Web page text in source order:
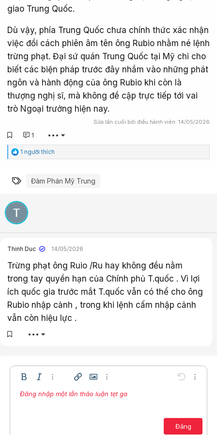
giao Trung Quốc.
Dù vậy, phía Trung Quốc chưa chính thức xác nhận
việc đổi cách phiên âm tên ông Rubio nhằm né lệnh
trừng phạt. Đại sứ quán Trung Quốc tại Mỹ chỉ cho
biết các biện pháp trước đây nhắm vào những phát
ngôn và hành động của ông Rubio khi còn là
thượng nghị sĩ, mà không đề cập trực tiếp tới vai
trò Ngoại trưởng hiện nay.
Sửa lần cuối bởi điều hành viên: 14/05/2026
1 •••
C
ả
ú
1 người thích
Từ khóa
Đàm Phán Mỹ Trung
Thinh Duc 14/05/2026
Trừng phạt ông Ruio /Ru hay không đều nằm
trong tay quyền hạn của Chính phủ T.quốc . Vì lợi
ích quốc gia trước mắt T.quốc vẫn có thể cho ông
Rubio nhập cảnh , trong khi lệnh cấm nhập cảnh
vẫn còn hiệu lực .
•••
Bold In nghiêngThêm tùy chọn…
Chèn liên kết
Chèn hình ảnh
Thêm tùy chọn… Undo Thêm
Kích thước
9
Màu chữPhông chữArial
Danh sách
Danh sách có thứ tự
Căn lề
Căn trái
Paragraph format
Gạch ngang
CompareMặt cườiTrích dẫn
MediaInsert table
Insert horizontal line
Spoiler
RedoToggle BB code
Xóa định dạng
Bản thảoLưu nháp
Đăng nhập một lần thảo luận tẹt ga
Đăng